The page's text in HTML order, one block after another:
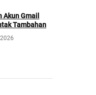
Akun Gmail
Tambahan